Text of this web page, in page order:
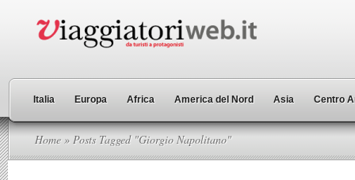
Italia Europa Africa America del Nord Asia Centro
Home » Posts Tagged "Giorgio Napolitano"